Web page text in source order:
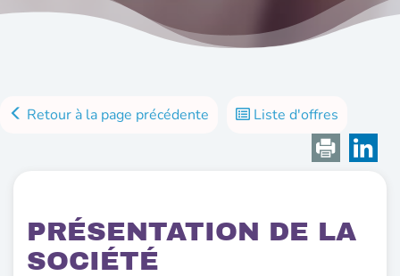
Retour à la page précédente Liste d'offres
PRÉSENTATION DE LA
SOCIÉTÉ